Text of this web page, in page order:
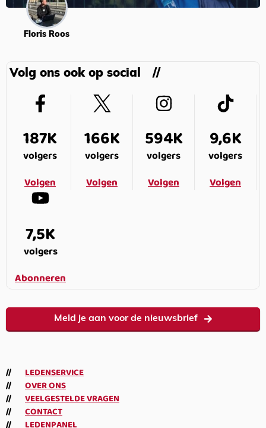
Floris Roos
Volg ons ook op social
187K
volgers
Volgen
166K
volgers
Volgen
594K
volgers
Volgen
9,6K
volgers
Volgen
7,5K
volgers
Abonneren
Meld je aan voor de nieuwsbrief
LEDENSERVICE
OVER ONS
VEELGESTELDE VRAGEN
CONTACT
LEDENPANEL